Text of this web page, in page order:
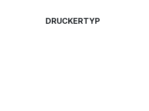
DRUCKERTYP